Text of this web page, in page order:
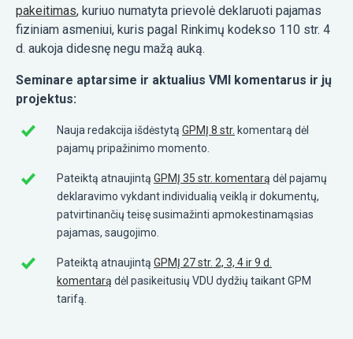
pakeitimas, kuriuo numatyta prievolė deklaruoti pajamas
fiziniam asmeniui, kuris pagal Rinkimų kodekso 110 str. 4
d. aukoja didesnę negu mažą auką.
Seminare aptarsime ir aktualius VMI komentarus ir jų
projektus:
Nauja redakcija išdėstytą GPMĮ 8 str. komentarą dėl
pajamų pripažinimo momento.
Pateiktą atnaujintą GPMĮ 35 str. komentarą dėl pajamų
deklaravimo vykdant individualią veiklą ir dokumentų,
patvirtinančių teisę susimažinti apmokestinamąsias
pajamas, saugojimo.
Pateiktą atnaujintą GPMĮ 27 str. 2, 3, 4 ir 9 d.
komentarą dėl pasikeitusių VDU dydžių taikant GPM
tarifą.